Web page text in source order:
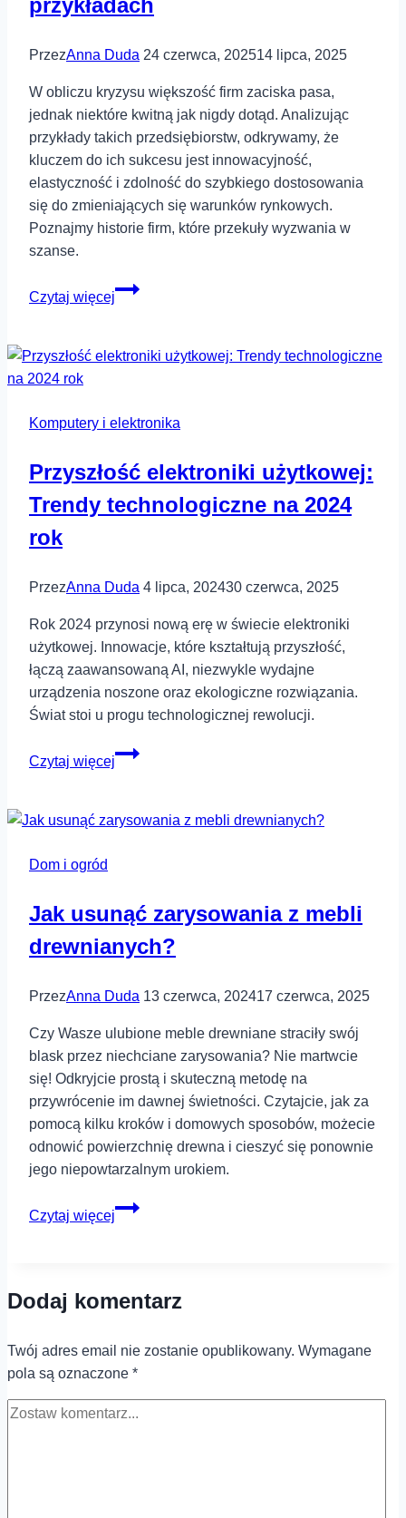
PrzezAnna Duda 24 czerwca, 202514 lipca, 2025
W obliczu kryzysu większość firm zaciska pasa,
jednak niektóre kwitną jak nigdy dotąd. Analizując
przykłady takich przedsiębiorstw, odkrywamy, że
kluczem do ich sukcesu jest innowacyjność,
elastyczność i zdolność do szybkiego dostosowania
się do zmieniających się warunków rynkowych.
Poznajmy historie firm, które przekuły wyzwania w
szanse.
Czytaj więcej
Dlaczego
rosną
–
na
Komputery i elektronika
Przyszłość elektroniki użytkowej:
Trendy technologiczne na 2024
rok
PrzezAnna Duda 4 lipca, 202430 czerwca, 2025
Rok 2024 przynosi nową erę w świecie elektroniki
użytkowej. Innowacje, które kształtują przyszłość,
łączą zaawansowaną AI, niezwykle wydajne
urządzenia noszone oraz ekologiczne rozwiązania.
Świat stoi u progu technologicznej rewolucji.
Czytaj więcej
Przyszłość
Trendy
rok
Dom i ogród
Jak usunąć zarysowania z mebli
drewnianych?
PrzezAnna Duda 13 czerwca, 202417 czerwca, 2025
Czy Wasze ulubione meble drewniane straciły swój
blask przez niechciane zarysowania? Nie martwcie
się! Odkryjcie prostą i skuteczną metodę na
przywrócenie im dawnej świetności. Czytajcie, jak za
pomocą kilku kroków i domowych sposobów, możecie
odnowić powierzchnię drewna i cieszyć się ponownie
jego niepowtarzalnym urokiem.
Czytaj więcej
Jak
mebli
Dodaj komentarz
Twój adres email nie zostanie opublikowany. Wymagane
pola są oznaczone *